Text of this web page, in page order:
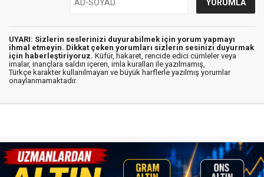
UYARI: Sizlerin seslerinizi duyurabilmek için yorum yapmayı
ihmal etmeyin. Dikkat çeken yorumları sizlerin sesinizi duyurmak
için haberleştiriyoruz. Küfür, hakaret, rencide edici cümleler veya
imalar, inançlara saldırı içeren, imla kuralları ile yazılmamış,
Türkçe karakter kullanılmayan ve büyük harflerle yazılmış yorumlar
onaylanmamaktadır.